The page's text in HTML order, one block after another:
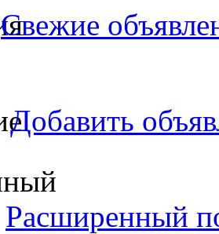
Свежие
Добавить
Расширенный